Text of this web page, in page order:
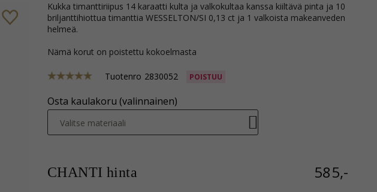
kukka timanttiriipus 14 karaatti kulta ja valkokultaa kanssa kiiltävä pinta ja 10
briljanttihiottua timanttia WESSELTON/SI 0,13 ct ja 1 valkoista makeanveden
helmeä.
Nämä korut on poistettu kokoelmasta
Tuotenro 2830052 POISTUU
Osta kaulakoru (valinnainen)
Valitse materiaali
CHANTI hinta 585,-